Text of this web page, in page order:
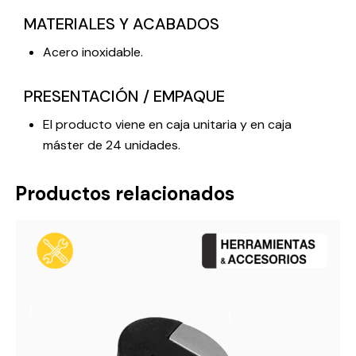
MATERIALES Y ACABADOS
Acero inoxidable.
PRESENTACIÓN / EMPAQUE
El producto viene en caja unitaria y en caja
máster de 24 unidades.
Productos relacionados